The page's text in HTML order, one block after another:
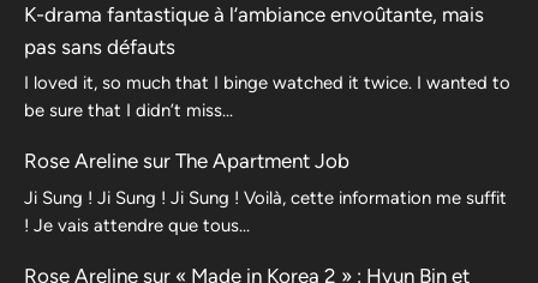
K-drama fantastique à l’ambiance envoûtante, mais
pas sans défauts
I loved it, so much that I binge watched it twice. I wanted to
be sure that I didn’t miss…
Rose Areline sur The Apartment Job
Ji Sung ! Ji Sung ! Ji Sung ! Voilà, cette information me suffit
! Je vais attendre que tous…
Rose Areline sur « Made in Korea 2 » : Hyun Bin et